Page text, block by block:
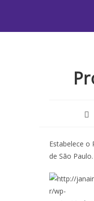
Estabelece o
de São Paulo.